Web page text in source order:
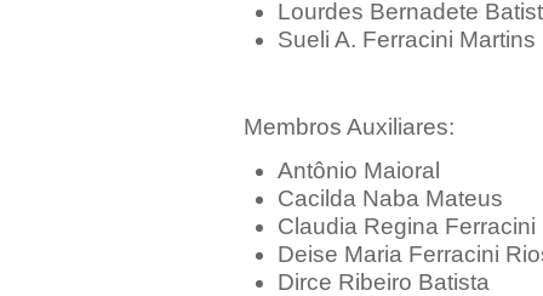
Lourdes Bernadete
Sueli A. Ferracini Martins
Membros Auxiliares:
Antônio Maioral
Cacilda Naba Mateus
Claudia Regina Ferracini
Deise Maria Ferracini
Dirce Ribeiro Batista